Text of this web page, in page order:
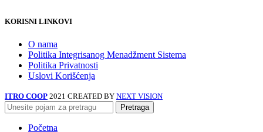
KORISNI LINKOVI
O nama
Politika Integrisanog Menadžment Sistema
Politika Privatnosti
Uslovi Korišćenja
ITRO COOP 2021 CREATED BY NEXT VISION
Pretraga
Početna